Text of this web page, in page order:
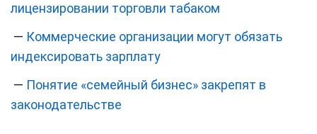
лицензировании торговли табаком
— Коммерческие организации могут обязать
индексировать зарплату
— Понятие «семейный бизнес» закрепят в
законодательстве